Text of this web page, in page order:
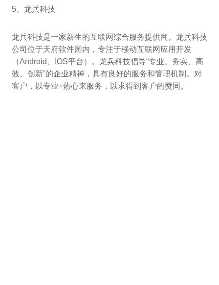
5、龙兵科技
龙兵科技是一家新生的互联网综合服务提供商。龙兵科技
公司位于天府软件园内，专注于移动互联网应用开发
（Android、IOS平台）。龙兵科技倡导“专业、务实、高
效、创新”的企业精神，具有良好的服务和管理机制。对
客户，以专业+热心来服务，以求得到客户的赞同。